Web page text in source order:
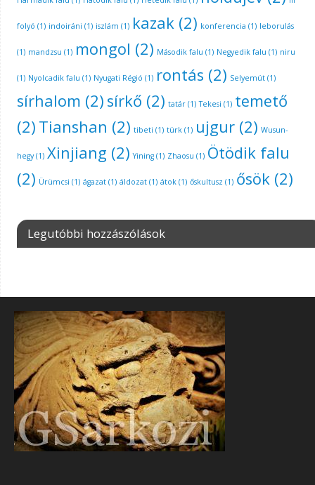
folyó (1) indoiráni (1) iszlám (1) kazak(2) konferencia (1) leborulás
(1) mandzsu (1) mongol (2) Második falu (1) Negyedik falu (1) niru
(1) Nyolcadik falu (1) Nyugati Régió (1) rontás (2) Selyemút(1)
sírhalom (2) sírkő (2) tatár(1) Tekesi (1) temető
(2) Tianshan (2) tibeti (1) türk(1) ujgur(2) Wusun-
hegy(1) Xinjiang (2) Yining(1) Zhaosu (1) Ötödik falu
(2) Ürümcsi (1) ágazat(1) áldozat(1) átok(1) őskultusz (1) ősök(2)
Legutóbbi hozzászólások